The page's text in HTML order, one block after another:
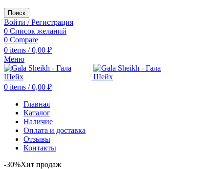
Поиск
Войти / Регистрация
0 Список желаний
0 Compare
0 items / 0,00 ₽
Меню
0 items / 0,00 ₽
Главная
Каталог
Наличие
Оплата и доставка
Отзывы
Контакты
-30%Хит продаж